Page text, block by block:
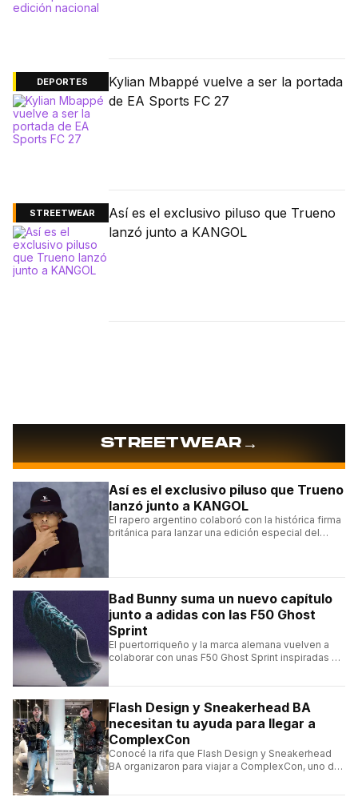
DEPORTES
Kylian Mbappé vuelve a ser la portada
de EA Sports FC 27
STREETWEAR
Así es el exclusivo piluso que Trueno
lanzó junto a KANGOL
STREETWEAR→
Así es el exclusivo piluso que Trueno
lanzó junto a KANGOL
El rapero argentino colaboró con la histórica firma
británica para lanzar una edición especial del
Bad Bunny suma un nuevo capítulo
junto a adidas con las F50 Ghost
Sprint
El puertorriqueño y la marca alemana vuelven a
colaborar con unas F50 Ghost Sprint inspiradas en
Flash Design y Sneakerhead BA
necesitan tu ayuda para llegar a
ComplexCon
Conocé la rifa que Flash Design y Sneakerhead
BA organizaron para viajar a ComplexCon, uno de